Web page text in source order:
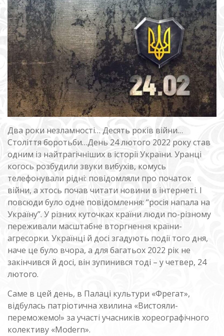
Два роки незламності… Десять років війни…
Століття боротьби…День 24 лютого 2022 року став
одним із найтрагічніших в історії України. Уранці
когось розбудили звуки вибухів, комусь
телефонували рідні: повідомляли про початок
війни, а хтось почав читати новини в інтернеті. І
повсюди було одне повідомлення: “росія напала на
Україну”. У різних куточках країни люди по-різному
переживали масштабне вторгнення країни-
агресорки. Українці й досі згадують події того дня,
наче це було вчора, а для багатьох 2022 рік не
закінчився й досі, він зупинився тоді – у четвер, 24
лютого.
Саме в цей день, в Палаці культури «Фрегат»,
відбулась патріотична хвилина «Вистояли-
переможемо!» за участі учасників хореографічного
колективу «Modern».